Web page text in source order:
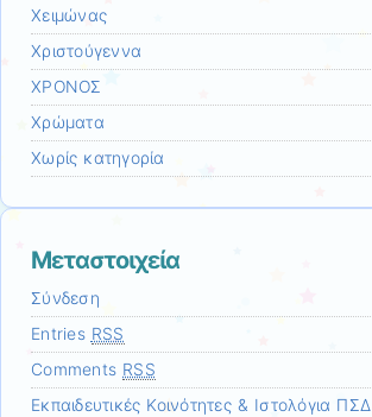
Χειμώνας
Χριστούγεννα
ΧΡΟΝΟΣ
Χρώματα
Χωρίς κατηγορία
Μεταστοιχεία
Σύνδεση
Entries RSS
Comments RSS
Εκπαιδευτικές Κοινότητες & Ιστολόγια ΠΣΔ